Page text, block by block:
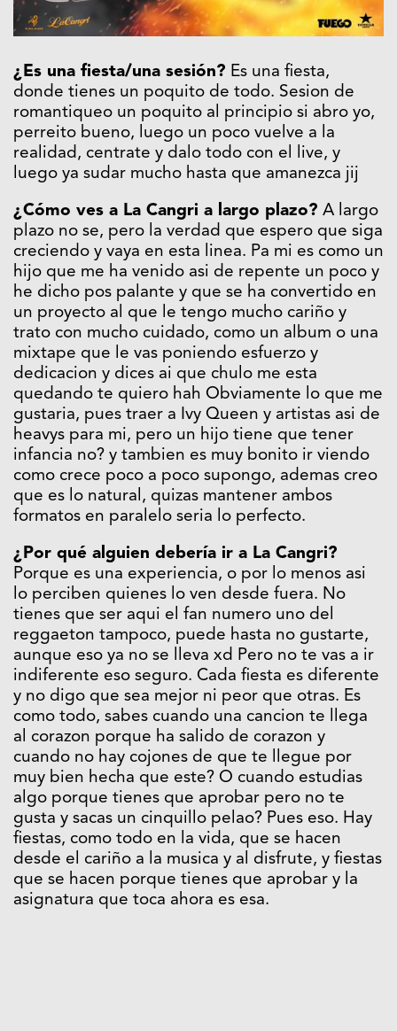
¿Es una fiesta/una sesión? Es una fiesta,
donde tienes un poquito de todo. Sesion de
romantiqueo un poquito al principio si abro yo,
perreito bueno, luego un poco vuelve a la
realidad, centrate y dalo todo con el live, y
luego ya sudar mucho hasta que amanezca jij
¿Cómo ves a La Cangri a largo plazo? A largo
plazo no se, pero la verdad que espero que siga
creciendo y vaya en esta linea. Pa mi es como un
hijo que me ha venido asi de repente un poco y
he dicho pos palante y que se ha convertido en
un proyecto al que le tengo mucho cariño y
trato con mucho cuidado, como un album o una
mixtape que le vas poniendo esfuerzo y
dedicacion y dices ai que chulo me esta
quedando te quiero hah Obviamente lo que me
gustaria, pues traer a Ivy Queen y artistas asi de
heavys para mi, pero un hijo tiene que tener
infancia no? y tambien es muy bonito ir viendo
como crece poco a poco supongo, ademas creo
que es lo natural, quizas mantener ambos
formatos en paralelo seria lo perfecto.
¿Por qué alguien debería ir a La Cangri?
Porque es una experiencia, o por lo menos asi
lo perciben quienes lo ven desde fuera. No
tienes que ser aqui el fan numero uno del
reggaeton tampoco, puede hasta no gustarte,
aunque eso ya no se lleva xd Pero no te vas a ir
indiferente eso seguro. Cada fiesta es diferente
y no digo que sea mejor ni peor que otras. Es
como todo, sabes cuando una cancion te llega
al corazon porque ha salido de corazon y
cuando no hay cojones de que te llegue por
muy bien hecha que este? O cuando estudias
algo porque tienes que aprobar pero no te
gusta y sacas un cinquillo pelao? Pues eso. Hay
fiestas, como todo en la vida, que se hacen
desde el cariño a la musica y al disfrute, y fiestas
que se hacen porque tienes que aprobar y la
asignatura que toca ahora es esa.